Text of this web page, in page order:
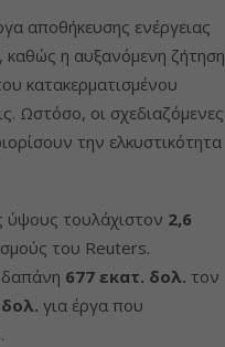
αποθήκευσης ενέργειας
η αυξανόμενη ζήτηση
κατακερματισμένου
Ωστόσο, οι σχεδιαζόμενες
την ελκυστικότητα
ύψους τουλάχιστον 2,6
του Reuters.
677 εκατ. δολ. τον
για έργα που